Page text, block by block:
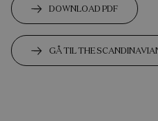
DOWNLOAD PDF
GÅ TIL THE